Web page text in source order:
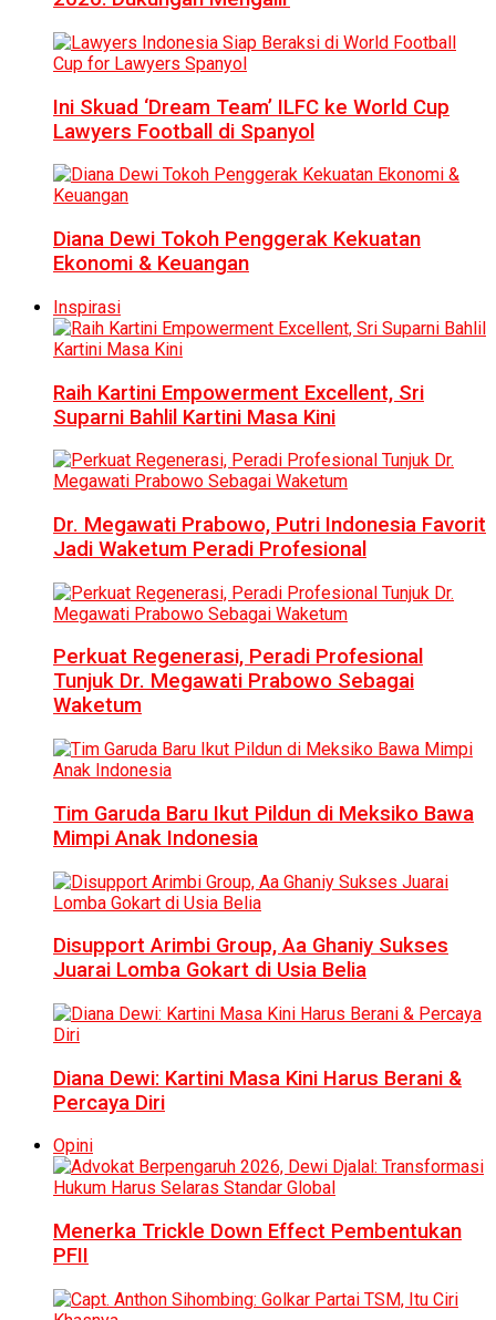
Ini Skuad ‘Dream Team’ ILFC ke World Cup
Lawyers Football di Spanyol
Diana Dewi Tokoh Penggerak Kekuatan
Ekonomi & Keuangan
Inspirasi
Raih Kartini Empowerment Excellent, Sri
Suparni Bahlil Kartini Masa Kini
Dr. Megawati Prabowo, Putri Indonesia Favorit
Jadi Waketum Peradi Profesional
Perkuat Regenerasi, Peradi Profesional
Tunjuk Dr. Megawati Prabowo Sebagai
Waketum
Tim Garuda Baru Ikut Pildun di Meksiko Bawa
Mimpi Anak Indonesia
Disupport Arimbi Group, Aa Ghaniy Sukses
Juarai Lomba Gokart di Usia Belia
Diana Dewi: Kartini Masa Kini Harus Berani &
Percaya Diri
Opini
Menerka Trickle Down Effect Pembentukan
PFII